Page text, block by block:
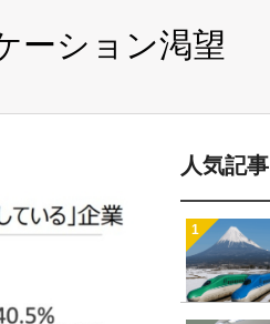
ーション渇望
人気記事